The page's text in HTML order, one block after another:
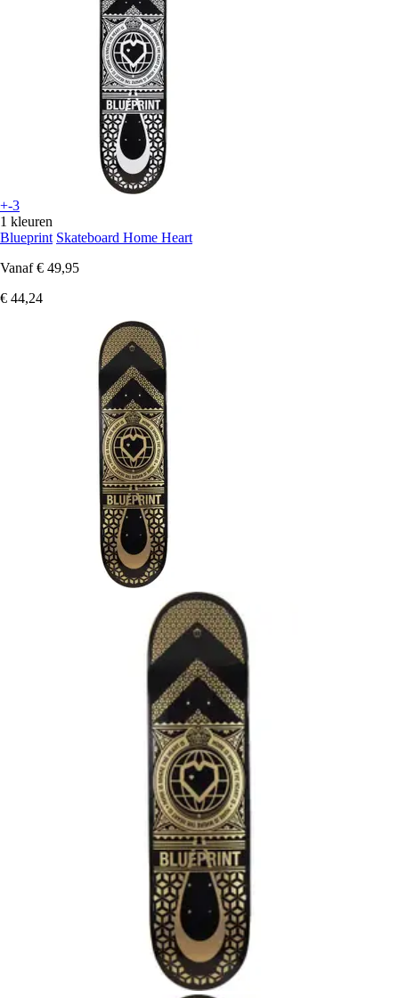
+-3
1 kleuren
Blueprint Skateboard Home Heart
Vanaf € 49,95
€ 44,24